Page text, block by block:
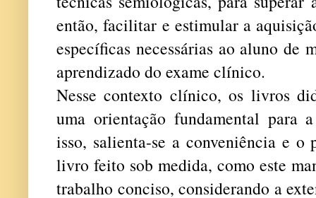
então, facilitar e estimular a
específicas necessárias ao aluno de
aprendizado do exame clínico.
Nesse contexto clínico, os livros
uma orientação fundamental para
isso, salienta-se a conveniência e
livro feito sob medida, como este
trabalho conciso, considerando a